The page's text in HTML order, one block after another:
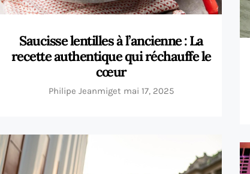
Saucisse lentilles à l’ancienne : La
recette authentique qui réchauffe le
cœur
Philipe Jeanmiget mai 17, 2025